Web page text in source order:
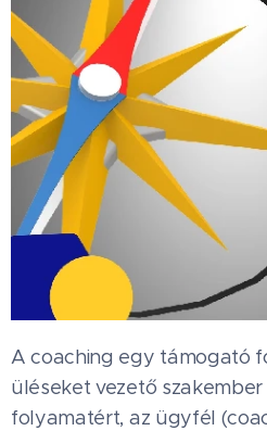
A coaching egy támogató
üléseket vezető
folyamatért, az ügyfél